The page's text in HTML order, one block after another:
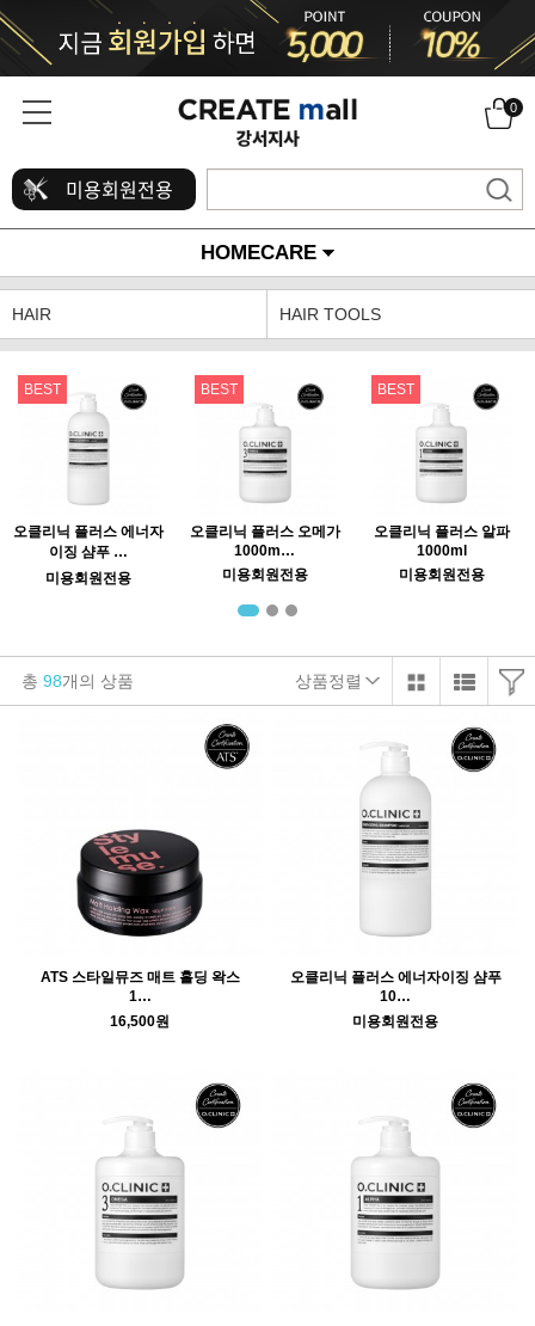
0
미용회원전용
HOMECARE
HAIR HAIR TOOLS
BEST
오클리닉 플러스 에너자
이징 샴푸 …
미용회원전용
BEST
오클리닉 플러스 오메가
1000m…
미용회원전용
BEST
오클리닉 플러스 알파
1000ml
미용회원전용
총 98개의 상품 상품정렬
ATS 스타일뮤즈 매트 홀딩 왁스
1…
16,500원
오클리닉 플러스 에너자이징 샴푸
10…
미용회원전용